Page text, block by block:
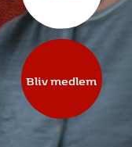
Bliv medlem